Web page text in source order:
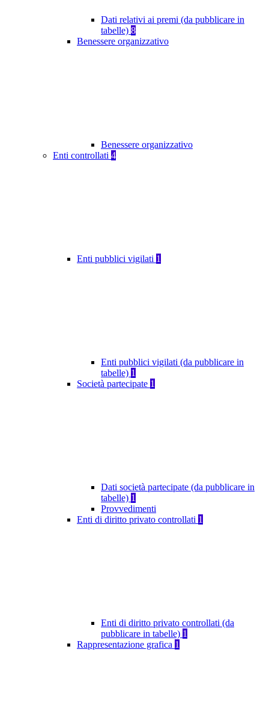
Dati relativi ai premi (da pubblicare in
tabelle) 8
Benessere organizzativo
Benessere organizzativo
Enti controllati 4
Enti pubblici vigilati 1
Enti pubblici vigilati (da pubblicare in
tabelle) 1
Società partecipate 1
Dati società partecipate (da pubblicare in
tabelle) 1
Provvedimenti
Enti di diritto privato controllati 1
Enti di diritto privato controllati (da
pubblicare in tabelle) 1
Rappresentazione grafica 1